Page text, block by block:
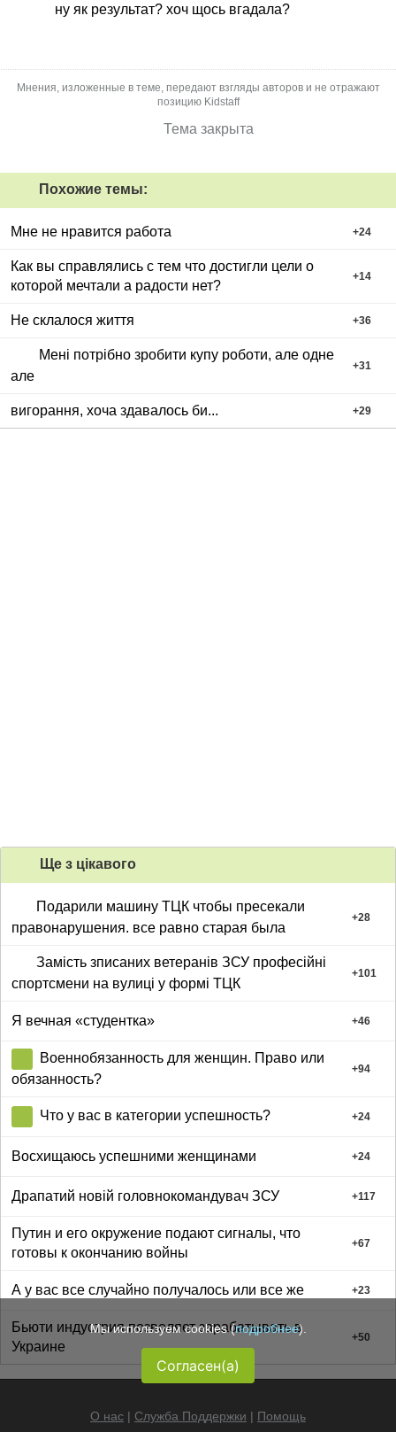
ну як результат? хоч щось вгадала?
Мнения, изложенные в теме, передают взгляды авторов и не отражают
позицию Kidstaff
Тема закрыта
Похожие темы:
Мне не нравится работа +24
Как вы справлялись с тем что достигли цели о
которой мечтали а радости нет?
+14
Не склалося життя +36
Мені потрібно зробити купу роботи, але одне
але
+31
вигорання, хоча здавалось би... +29
Ще з цiкавого
Подарили машину ТЦК чтобы пресекали
правонарушения. все равно старая была
+28
Замість зписаних ветеранів ЗСУ професійні
спортсмени на вулиці у формі ТЦК
+101
Я вечная «студентка» +46
Военнобязанность для женщин. Право или
обязанность?
+94
Что у вас в категории успешность? +24
Восхищаюcь успешними женщинами +24
Драпатий новій головнокомандувач ЗСУ +117
Путин и его окружение подают сигналы, что
готовы к окончанию войны
+67
А у вас все случайно получалось или все же +23
Бьюти индустрия позволяет зарабатывать в
Украине
+50
О нас | Служба Поддержки | Помощь
Мы используем cookies (подробнее).
Согласен(а)